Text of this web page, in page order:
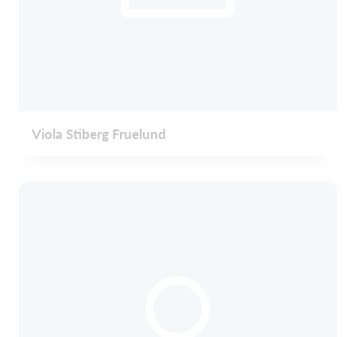
Viola Stiberg Fruelund